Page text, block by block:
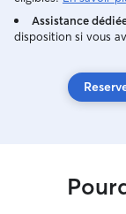
Assistance
disposition si vous